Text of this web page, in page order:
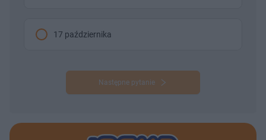
17 października
Następne pytanie